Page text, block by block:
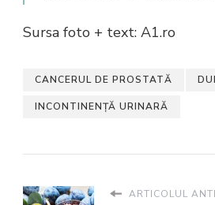
Sursa foto + text: A1.ro
CANCERUL DE PROSTATĂ
INCONTINENȚĂ URINARĂ
ARTICOLUL